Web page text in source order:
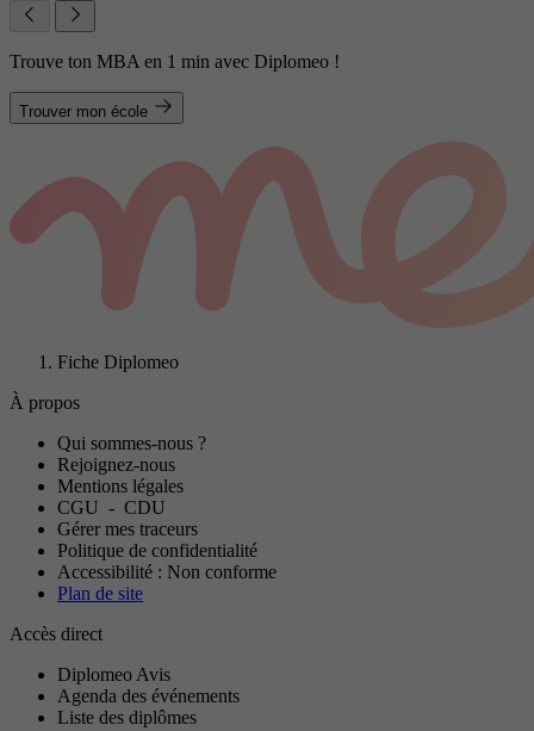
Trouve ton MBA en 1 min avec Diplomeo !
Trouver mon école
Fiche Diplomeo
À propos
Qui sommes-nous ?
Rejoignez-nous
Mentions légales
CGU - CDU
Gérer mes traceurs
Politique de confidentialité
Accessibilité : Non conforme
Plan de site
Accès direct
Diplomeo Avis
Agenda des événements
Liste des diplômes